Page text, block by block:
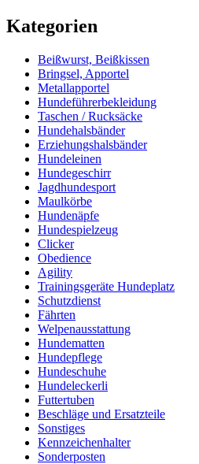
Kategorien
Beißwurst, Beißkissen
Bringsel, Apportel
Metallapportel
Hundeführerbekleidung
Taschen / Rucksäcke
Hundehalsbänder
Erziehungshalsbänder
Hundeleinen
Hundegeschirr
Jagdhundesport
Maulkörbe
Hundenäpfe
Hundespielzeug
Clicker
Obedience
Agility
Trainingsgeräte Hundeplatz
Schutzdienst
Fährten
Welpenausstattung
Hundematten
Hundepflege
Hundeschuhe
Hundeleckerli
Futtertuben
Beschläge und Ersatzteile
Sonstiges
Kennzeichenhalter
Sonderposten